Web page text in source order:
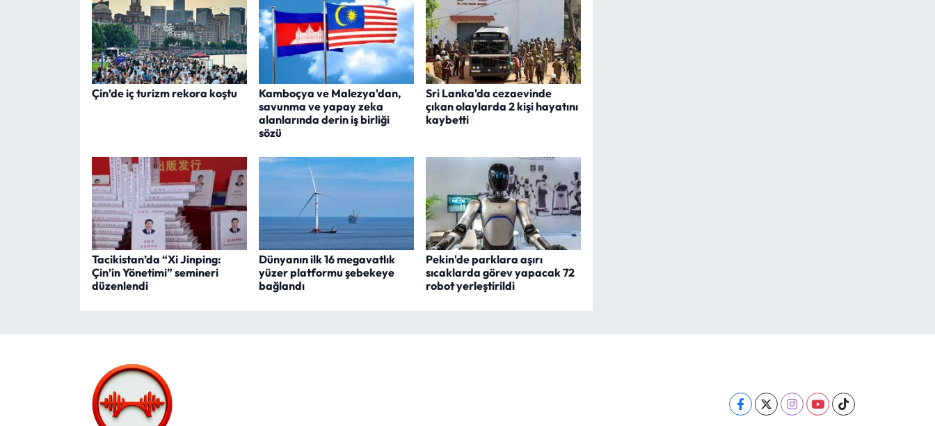
Çin’de iç turizm rekora koştu
Kamboçya ve Malezya'dan,
savunma ve yapay zeka
alanlarında derin iş birliği
sözü
Sri Lanka'da cezaevinde
çıkan olaylarda 2 kişi hayatını
kaybetti
Tacikistan’da “Xi Jinping:
Çin’in Yönetimi” semineri
düzenlendi
Dünyanın ilk 16 megavatlık
yüzer platformu şebekeye
bağlandı
Pekin'de parklara aşırı
sıcaklarda görev yapacak 72
robot yerleştirildi